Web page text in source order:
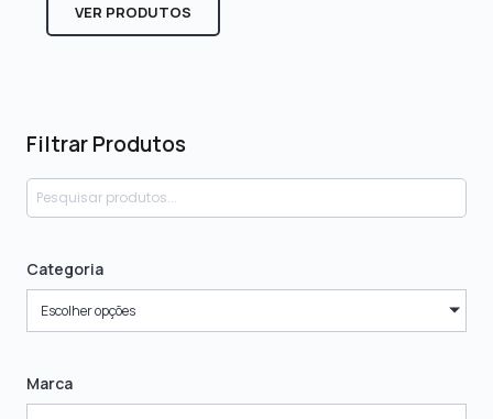
Filtrar Produtos
Categoria
Escolher opções
Marca
VER PRODUTOS